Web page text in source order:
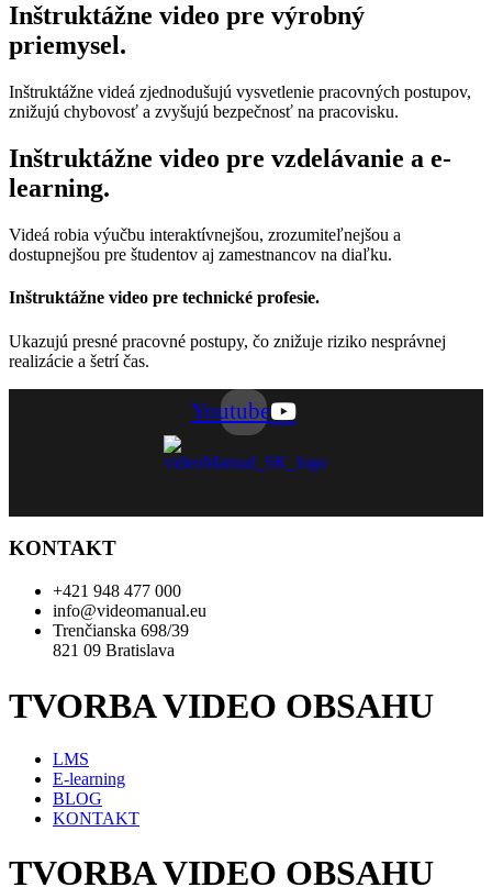
Inštruktážne video pre výrobný
priemysel.
Inštruktážne videá zjednodušujú vysvetlenie pracovných postupov,
znižujú chybovosť a zvyšujú bezpečnosť na pracovisku.
Inštruktážne video pre vzdelávanie a e-
learning.
Videá robia výučbu interaktívnejšou, zrozumiteľnejšou a
dostupnejšou pre študentov aj zamestnancov na diaľku.
Inštruktážne video pre technické profesie.
Ukazujú presné pracovné postupy, čo znižuje riziko nesprávnej
realizácie a šetrí čas.
Youtube
KONTAKT
+421 948 477 000
info@videomanual.eu
Trenčianska 698/39
821 09 Bratislava
TVORBA VIDEO OBSAHU
LMS
E-learning
BLOG
KONTAKT
TVORBA VIDEO OBSAHU